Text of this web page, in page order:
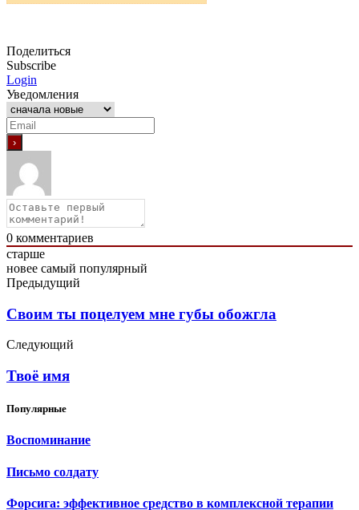
Поделиться
Subscribe
Login
Уведомления
0 комментариев
старше
новее самый популярный
Предыдущий
Своим ты поцелуем мне губы обожгла
Следующий
Твоё имя
Популярные
Воспоминание
Письмо солдату
Форсига: эффективное средство в комплексной терапии